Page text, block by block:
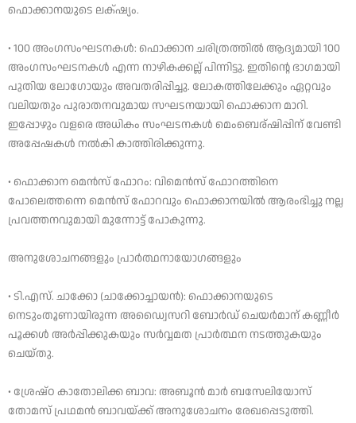
ഫൊക്കാനയുടെ ലക്‌ഷ്യം.
• 100 അംഗസംഘടനകൾ: ഫൊക്കാന ചരിത്രത്തിൽ ആദ്യമായി 100
അംഗസംഘടനകൾ എന്ന നാഴികക്കല്ല് പിന്നിട്ടു. ഇതിന്റെ ഭാഗമായി
പുതിയ ലോഗോയും അവതരിപ്പിച്ചു. ലോകത്തിലേക്കും ഏറ്റവും
വലിയതും പുരാതനവുമായ സഘടനയായി ഫൊക്കാന മാറി.
ഇപ്പോഴും വളരെ അധികം സംഘടനകൾ മെംബെര്ഷിപ്പിന് വേണ്ടി
അപ്പേഷകൾ നൽകി കാത്തിരിക്കുന്നു.
• ഫൊക്കാന മെൻസ് ഫോറം: വിമെൻസ് ഫോറത്തിനെ
പോലെത്തന്നെ മെൻസ് ഫോറവും ഫൊക്കാനയിൽ ആരംഭിച്ചു നല്ല
പ്രവത്തനവുമായി മുന്നോട്ട് പോകുന്നു.
അനുശോചനങ്ങളും പ്രാർത്ഥനായോഗങ്ങളും
• ടി.എസ്. ചാക്കോ (ചാക്കോച്ചായൻ): ഫൊക്കാനയുടെ
നെടുംതൂണായിരുന്ന അഡ്വൈസറി ബോർഡ് ചെയർമാന് കണ്ണീർ
പൂക്കൾ അർപ്പിക്കുകയും സർവ്വമത പ്രാർത്ഥന നടത്തുകയും
ചെയ്തു.
• ശ്രേഷ്ഠ കാതോലിക്ക ബാവ: അബൂൻ മാർ ബസേലിയോസ്
തോമസ് പ്രഥമൻ ബാവയ്ക്ക് അനുശോചനം രേഖപ്പെടുത്തി.